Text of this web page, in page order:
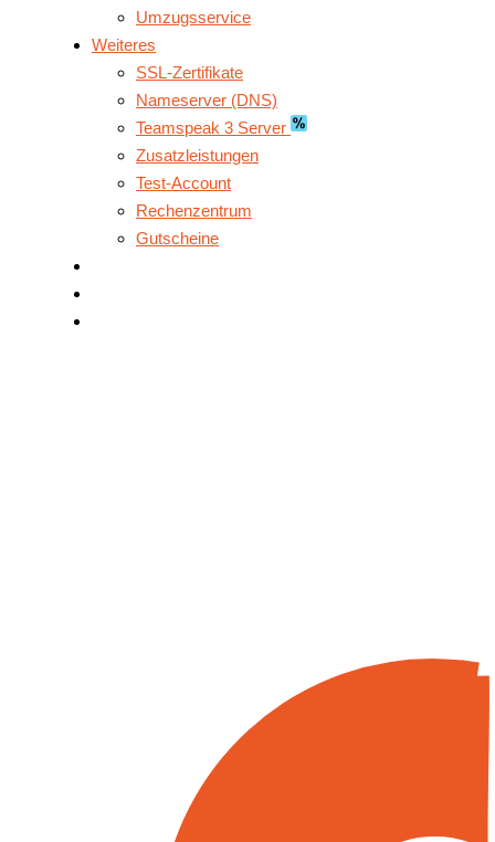
Umzugsservice
Weiteres
SSL-Zertifikate
Nameserver (DNS)
Teamspeak 3 Server
Zusatzleistungen
Test-Account
Rechenzentrum
Gutscheine